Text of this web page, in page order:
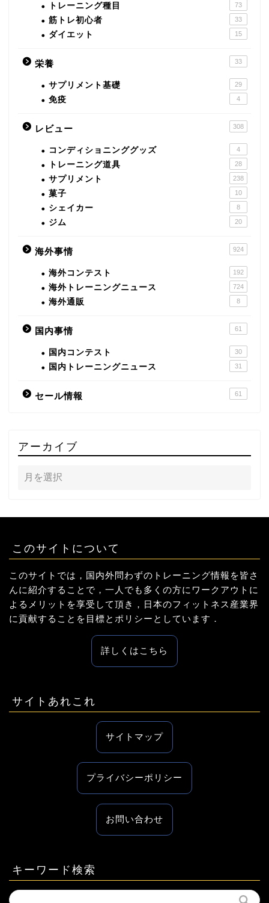
トレーニング種目 73
筋トレ初心者 33
ダイエット 15
栄養 33
サプリメント基礎 29
免疫 4
レビュー 308
コンディショニンググッズ 4
トレーニング道具 28
サプリメント 238
菓子 10
シェイカー 8
ジム 20
海外事情 924
海外コンテスト 192
海外トレーニングニュース 724
海外通販 8
国内事情 61
国内コンテスト 30
国内トレーニングニュース 31
セール情報 61
アーカイブ
このサイトについて
このサイトでは，国内外問わずのトレーニング情報を皆さ
んに紹介することで，一人でも多くの方にワークアウトに
よるメリットを享受して頂き，日本のフィットネス産業界
に貢献することを目標とポリシーとしています．
詳しくはこちら
サイトあれこれ
サイトマップ
プライバシーポリシー
お問い合わせ
キーワード検索